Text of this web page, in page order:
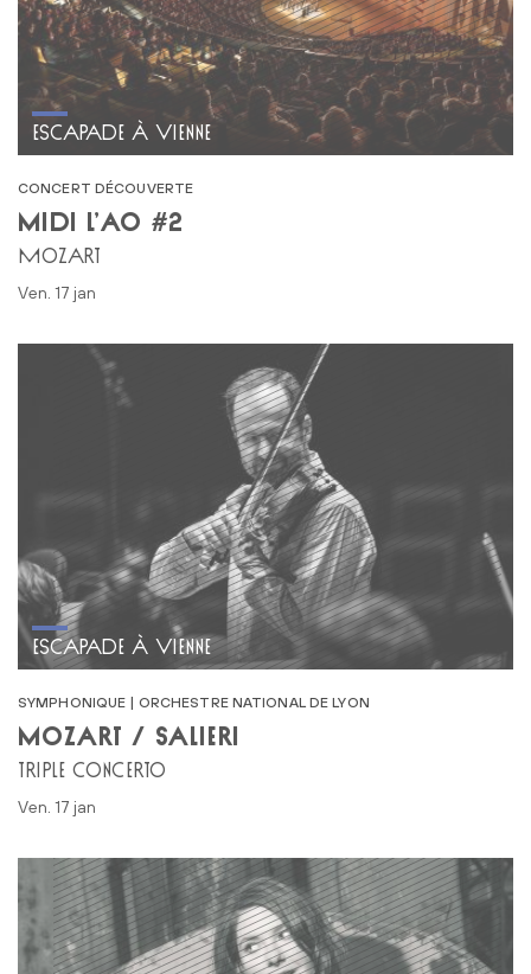
CONCERT DÉCOUVERTE
MIDI L’AO #2
MOZART
ven. 17 jan
ESCAPADE À VIENNE
SYMPHONIQUE | ORCHESTRE NATIONAL DE LYON
MOZART / SALIERI
TRIPLE CONCERTO
ven. 17 jan
ESCAPADE À VIENNE